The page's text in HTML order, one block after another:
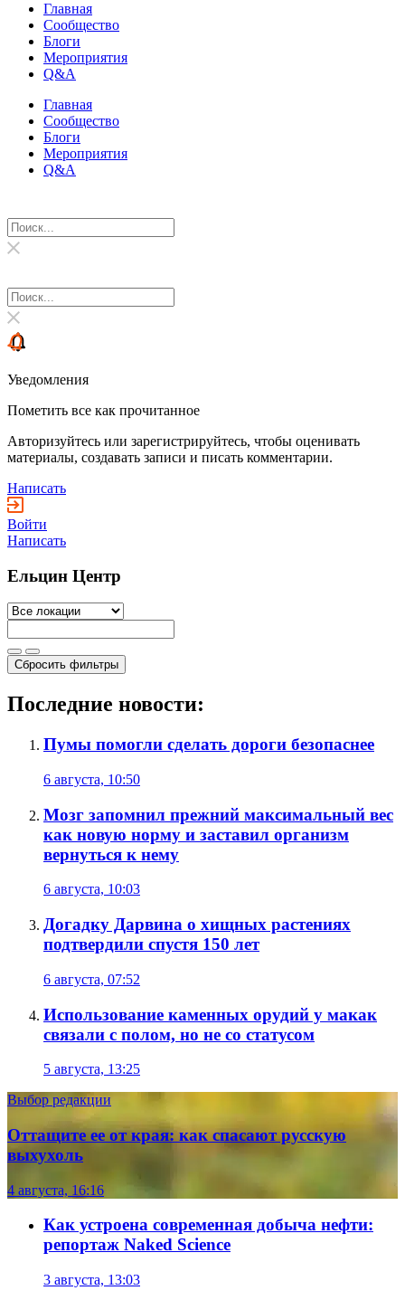
Главная
Сообщество
Блоги
Мероприятия
Q&A
Главная
Сообщество
Блоги
Мероприятия
Q&A
Уведомления
Пометить все как прочитанное
Авторизуйтесь или зарегистрируйтесь, чтобы оценивать
материалы, создавать записи и писать комментарии.
Написать
Войти
Написать
Ельцин Центр
Сбросить фильтры
Последние новости:
Пумы помогли сделать дороги безопаснее
6 августа, 10:50
Мозг запомнил прежний максимальный вес
как новую норму и заставил организм
вернуться к нему
6 августа, 10:03
Догадку Дарвина о хищных растениях
подтвердили спустя 150 лет
6 августа, 07:52
Использование каменных орудий у макак
связали с полом, но не со статусом
5 августа, 13:25
Выбор редакции
Оттащите ее от края: как спасают русскую
выхухоль
4 августа, 16:16
Как устроена современная добыча нефти:
репортаж Naked Science
3 августа, 13:03